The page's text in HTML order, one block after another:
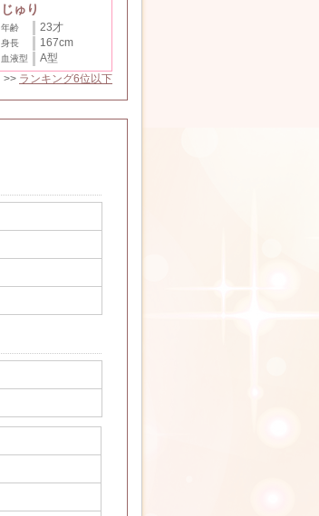
じゅり
年齢 23才
身長 167cm
血液型
A型
>> ランキング6位以下